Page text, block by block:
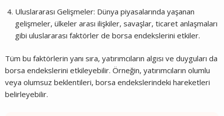
Uluslararası Gelişmeler: Dünya piyasalarında yaşanan
gelişmeler, ülkeler arası ilişkiler, savaşlar, ticaret anlaşmaları
gibi uluslararası faktörler de borsa endekslerini etkiler.
Tüm bu faktörlerin yanı sıra, yatırımcıların algısı ve duyguları da
borsa endekslerini etkileyebilir. Örneğin, yatırımcıların olumlu
veya olumsuz beklentileri, borsa endekslerindeki hareketleri
belirleyebilir.